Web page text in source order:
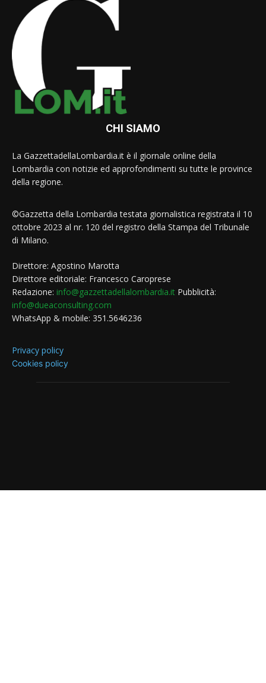
CHI SIAMO
La GazzettadellaLombardia.it è il giornale online della
Lombardia con notizie ed approfondimenti su tutte le province
della regione.
©Gazzetta della Lombardia testata giornalistica registrata il 10
ottobre 2023 al nr. 120 del registro della Stampa del Tribunale
di Milano.
Direttore: Agostino Marotta
Direttore editoriale: Francesco Caroprese
Redazione: info@gazzettadellalombardia.it Pubblicità:
info@dueaconsulting.com
WhatsApp & mobile: 351.5646236
Privacy policy
Cookies policy